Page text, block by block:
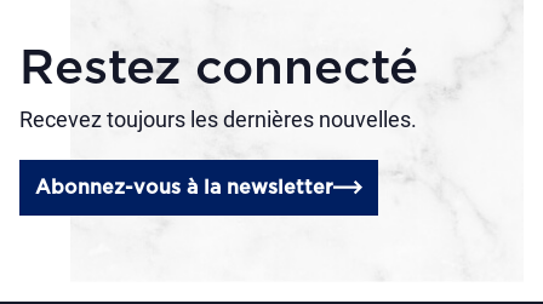
Restez connecté
Recevez toujours les dernières nouvelles.
Abonnez-vous à la newsletter